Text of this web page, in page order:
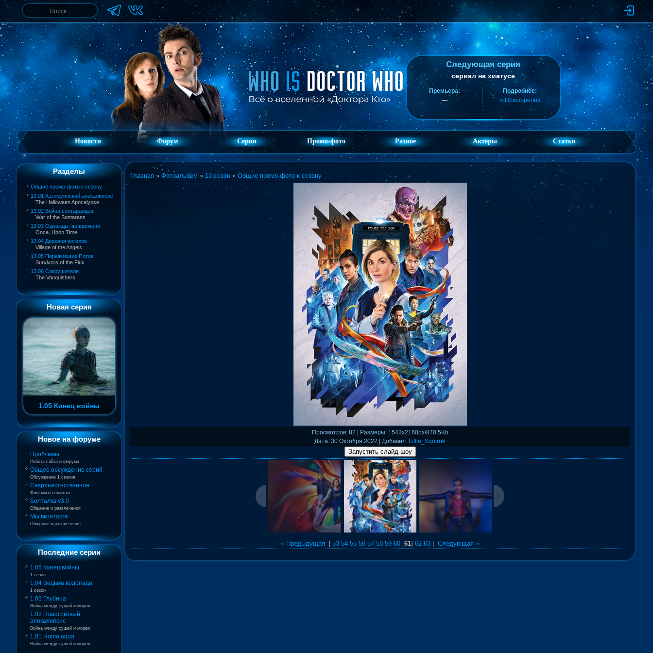
Следующая серия
сериал на хиатусе
Премьера:
—
Подробнее:
» Пресс-релиз
Новости Форум Серии Промо-фото Разное Актёры Статьи
Разделы
Общие промо-фото к сезону
13.01 Хэллоуинский апокалипсис
The Halloween Apocalypse
13.02 Война сонтаранцев
War of the Sontarans
13.03 Однажды, во времени
Once, Upon Time
13.04 Деревня ангелов
Village of the Angels
13.05 Пережившие Поток
Survivors of the Flux
13.06 Сокрушители
The Vanquishers
Новая серия
1.05 Конец войны
Новое на форуме
Проблемы
Работа сайта и форума
Общее обсуждение серий
Обсуждение 1 сезона
Сверхъестественное
Фильмы и сериалы
Болталка v3.0
Общение и развлечения
Мы вконтакте
Общение и развлечения
Последние серии
1.05 Конец войны
1 сезон
1.04 Ведьма водопада
1 сезон
1.03 Глубина
Война между сушей и морем
1.02 Пластиковый
апокалипсис
Война между сушей и морем
1.01 Homo aqua
Война между сушей и морем
Главная » Фотоальбом » 13 сезон » Общие промо-фото к сезону
Просмотров: 82 | Размеры: 1543x2160px/870.5Kb
Дата: 30 Октября 2022 | Добавил: Little_Squirrel
« Предыдущая 53 54 55 56 57 58 59 60 [61] 62 63 Следующая »